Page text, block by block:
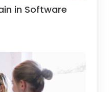
in Software